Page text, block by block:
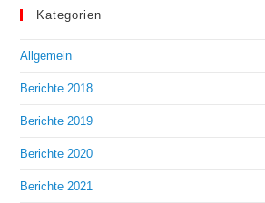
Kategorien
Allgemein
Berichte 2018
Berichte 2019
Berichte 2020
Berichte 2021